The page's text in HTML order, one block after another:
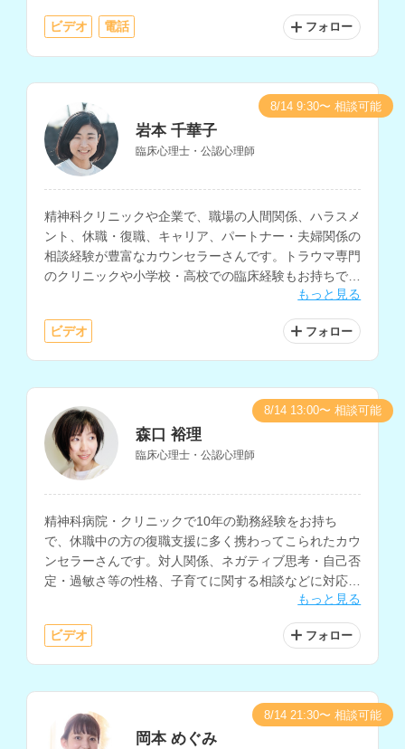
ビデオ 電話 フォロー
岩本 千華子
臨床心理士・公認心理師
精神科クリニックや企業で、職場の人間関係、ハラスメ
ント、休職・復職、キャリア、パートナー・夫婦関係の
相談経験が豊富なカウンセラーさんです。トラウマ専門
のクリニックや小学校・高校での臨床経験もお持ちで、
PTSD、自己理解、子育て等の相談も得意とされていま
す。
もっと見る
ビデオ フォロー
8/14 9:30〜 相談可能
森口 裕理
臨床心理士・公認心理師
精神科病院・クリニックで10年の勤務経験をお持ち
で、休職中の方の復職支援に多く携わってこられたカウ
ンセラーさんです。対人関係、ネガティブ思考・自己否
定・過敏さ等の性格、子育てに関する相談などに対応さ
もっと見る
ビデオ フォロー
8/14 13:00〜 相談可能
岡本 めぐみ
8/14 21:30〜 相談可能